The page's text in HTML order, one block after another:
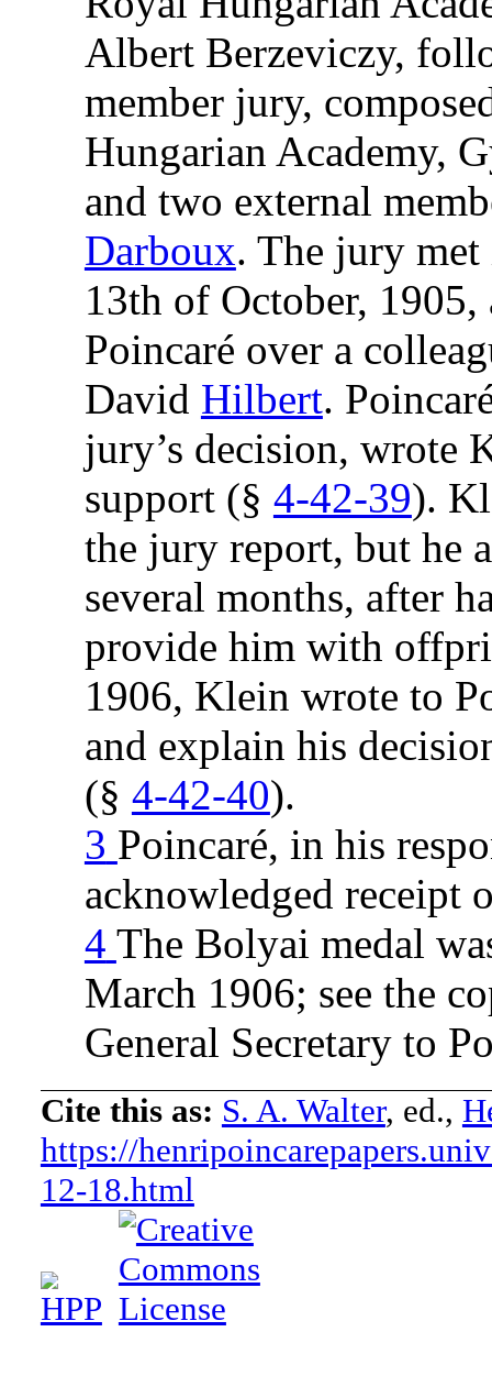
Albert Berzeviczy,
member jury,
Hungarian Academy,
and two external
Darboux. The jury met
13th of October,
Poincaré over a
David Hilbert.
jury’s decision, wrote
support (§ 4-42-39).
the jury report, but he
several months, after
provide him with
1906, Klein wrote to
and explain his
(§ 4-42-40).
3 Poincaré, in his
acknowledged receipt
4 The Bolyai medal
March 1906; see the
General Secretary to
Cite this as: S. A. Walter, ed.,
https://
12-18.html